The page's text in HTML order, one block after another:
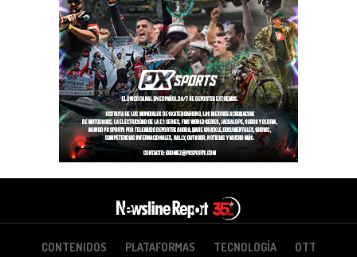
CONTENIDOS PLATAFORMAS TECNOLOGÍA OTT